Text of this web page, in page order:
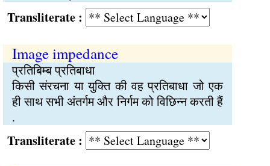
:
Image impedance
प्रतिबिम्ब प्रतिबाधा
किसी संरचना या युक्ति की वह प्रतिबाधा जो एक
ही साथ सभी अंतर्गम और निर्गम को विछिन्न करती हैं
.
: